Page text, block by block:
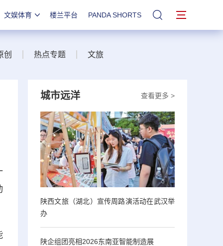
文娱体育 楼兰平台 PANDA SHORTS 站内搜索
创 热点专题 文旅
查看更多 >
城市远洋
陕西文旅（湖北）宣传周路演活动在武汉举
办
陕企组团亮相2026东南亚智能制造展